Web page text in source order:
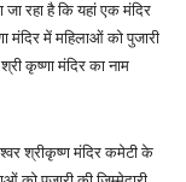
जा रहा है कि यहां एक मंदिर
मंदिर में महिलाओं को पुजारी
कृष्णा मंदिर का नाम
श्रीकृष्ण मंदिर कमेटी के